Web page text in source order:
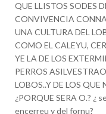
QUE LLISTOS SODES
CONVIVENCIA
UNA CULTURA DEL
COMO EL CALEYU,
YE LA DE LOS
PERROS
LOBOS..Y DE LOS QUE
¿PORQUE SERA O.? ¿
encerreu y del fornu?